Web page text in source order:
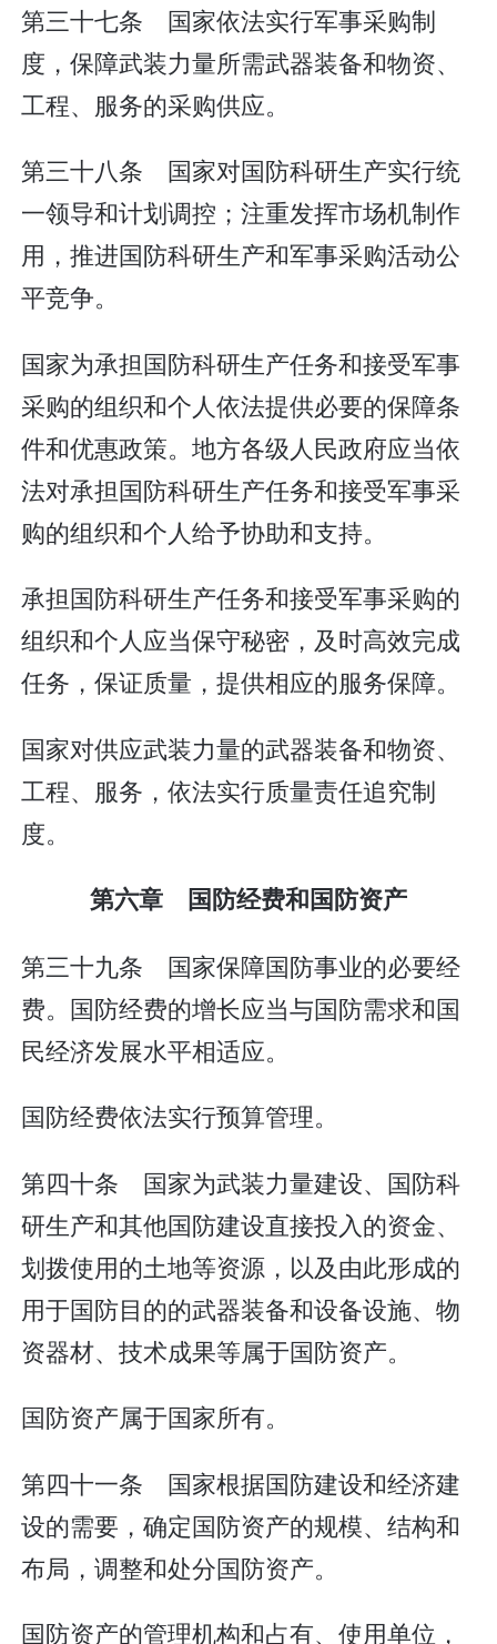
第三十七条 国家依法实行军事采购制
度，保障武装力量所需武器装备和物资、
工程、服务的采购供应。
第三十八条 国家对国防科研生产实行统
一领导和计划调控；注重发挥市场机制作
用，推进国防科研生产和军事采购活动公
平竞争。
国家为承担国防科研生产任务和接受军事
采购的组织和个人依法提供必要的保障条
件和优惠政策。地方各级人民政府应当依
法对承担国防科研生产任务和接受军事采
购的组织和个人给予协助和支持。
承担国防科研生产任务和接受军事采购的
组织和个人应当保守秘密，及时高效完成
任务，保证质量，提供相应的服务保障。
国家对供应武装力量的武器装备和物资、
工程、服务，依法实行质量责任追究制
度。
第六章 国防经费和国防资产
第三十九条 国家保障国防事业的必要经
费。国防经费的增长应当与国防需求和国
民经济发展水平相适应。
国防经费依法实行预算管理。
第四十条 国家为武装力量建设、国防科
研生产和其他国防建设直接投入的资金、
划拨使用的土地等资源，以及由此形成的
用于国防目的的武器装备和设备设施、物
资器材、技术成果等属于国防资产。
国防资产属于国家所有。
第四十一条 国家根据国防建设和经济建
设的需要，确定国防资产的规模、结构和
布局，调整和处分国防资产。
国防资产的管理机构和占有、使用单位，